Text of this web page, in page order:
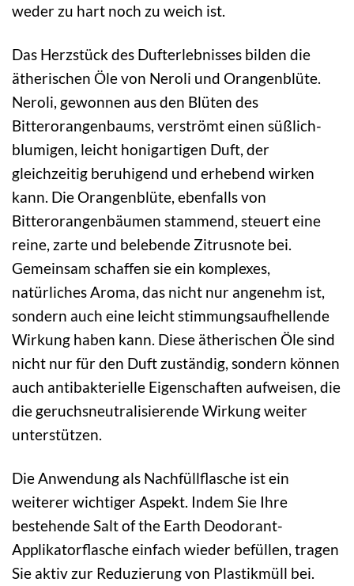
weder zu hart noch zu weich ist.
Das Herzstück des Dufterlebnisses bilden die
ätherischen Öle von Neroli und Orangenblüte.
Neroli, gewonnen aus den Blüten des
Bitterorangenbaums, verströmt einen süßlich-
blumigen, leicht honigartigen Duft, der
gleichzeitig beruhigend und erhebend wirken
kann. Die Orangenblüte, ebenfalls von
Bitterorangenbäumen stammend, steuert eine
reine, zarte und belebende Zitrusnote bei.
Gemeinsam schaffen sie ein komplexes,
natürliches Aroma, das nicht nur angenehm ist,
sondern auch eine leicht stimmungsaufhellende
Wirkung haben kann. Diese ätherischen Öle sind
nicht nur für den Duft zuständig, sondern können
auch antibakterielle Eigenschaften aufweisen, die
die geruchsneutralisierende Wirkung weiter
unterstützen.
Die Anwendung als Nachfüllflasche ist ein
weiterer wichtiger Aspekt. Indem Sie Ihre
bestehende Salt of the Earth Deodorant-
Applikatorflasche einfach wieder befüllen, tragen
Sie aktiv zur Reduzierung von Plastikmüll bei.